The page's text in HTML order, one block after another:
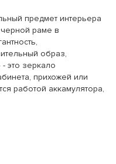
предмет интерьера
черной раме в
образ,
это зеркало
прихожей или
работой аккамулятора,